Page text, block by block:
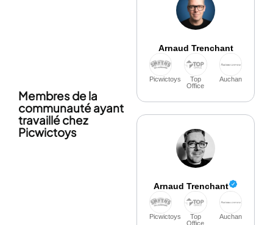
Membres de la
communauté ayant
travaillé chez
Picwictoys
Arnaud Trenchant
Picwictoys
Top
Office
Auchan
Arnaud Trenchant
Picwictoys
Top
Office
Auchan